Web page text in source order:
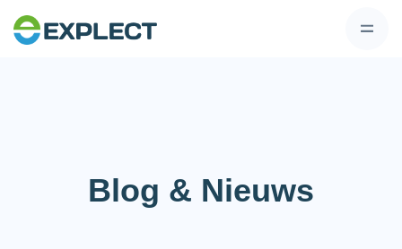
Blog & Nieuws